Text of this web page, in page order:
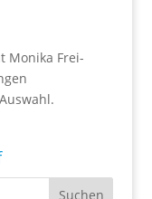
Monika Frei-